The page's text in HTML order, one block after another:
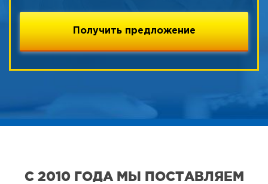
С 2010 ГОДА МЫ ПОСТАВЛЯЕМ